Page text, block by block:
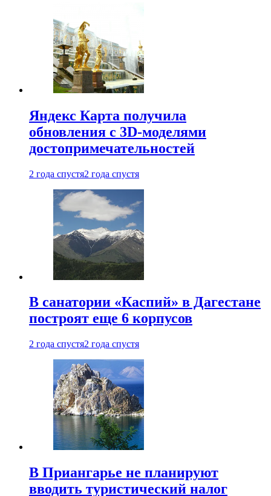
Яндекс Карта получила
обновления с 3D-моделями
достопримечательностей
2 года спустя2 года спустя
В санатории «Каспий» в Дагестане
построят еще 6 корпусов
2 года спустя2 года спустя
В Приангарье не планируют
вводить туристический налог